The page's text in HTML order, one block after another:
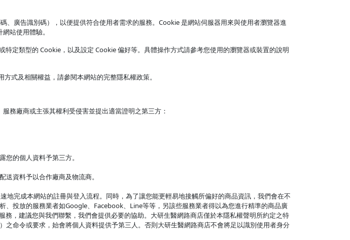
廣告識別碼），以便提供符合使用者需求的服務。Cookie 是網站伺服器用來與使用者瀏覽器進
站使用體驗。
定類型的 Cookie，以及設定 Cookie 偏好等。具體操作方式請參考您使用的瀏覽器或裝置的說明
式及相關權益，請參閱本網站的完整隱私權政策。
務廠商或主張其權利受侵害並提出適當證明之第三方：
的個人資料予第三方。
資料予以合作廠商及物流商。
完成本網站的註冊與登入流程。同時，為了讓您能更輕易地接觸所偏好的商品資訊，我們會在不
投放的服務業者如Google、Facebook、Line等等，另該些服務業者得以為您進行精準的商品廣
，建議您與我們聯繫，我們會提供必要的協助。大研生醫網路商店僅於本隱私權聲明所約定之特
命令或要求，始會將個人資料提供予第三人。否則大研生醫網路商店不會將足以識別使用者身分